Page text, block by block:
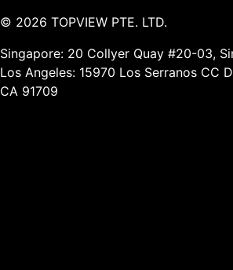
© 2026 TOPVIEW PTE. LTD.
Singapore: 20 Collyer Quay #20-03,
Los Angeles: 15970 Los Serranos CC
CA 91709